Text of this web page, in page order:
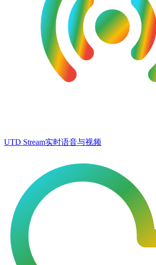
UTD Stream实时语音与视频